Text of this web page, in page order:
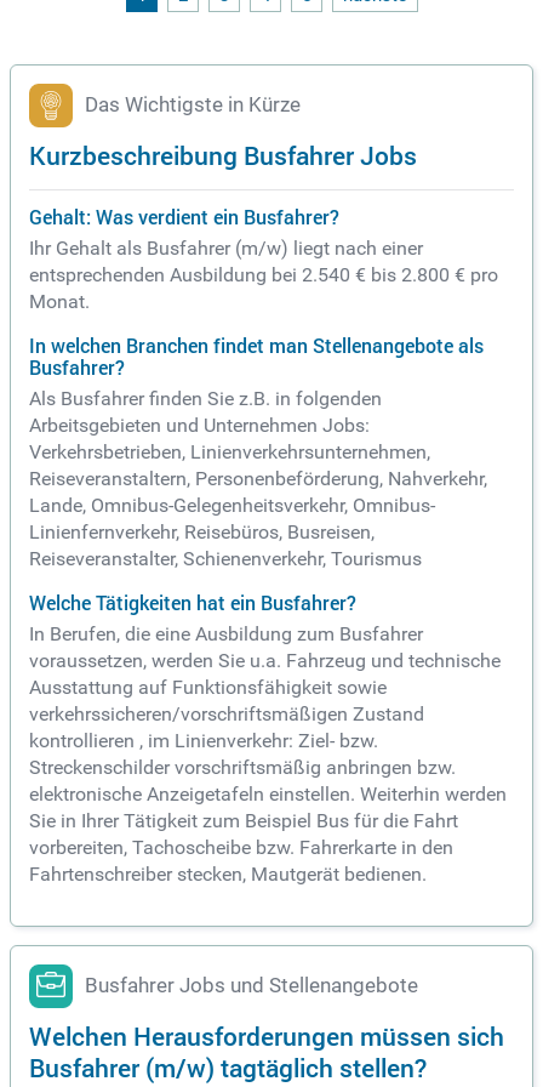
eistungsgerechter Vergütung und betrieblicher Altersvorsor
Das Wichtigste in Kürze
Kurzbeschreibung Busfahrer Jobs
Gehalt: Was verdient ein Busfahrer?
Ihr Gehalt als Busfahrer (m/w) liegt nach einer
entsprechenden Ausbildung bei 2.540 € bis 2.800 € pro
Monat.
In welchen Branchen findet man Stellenangebote als
Busfahrer?
Als Busfahrer finden Sie z.B. in folgenden
Arbeitsgebieten und Unternehmen Jobs:
Verkehrsbetrieben, Linienverkehrsunternehmen,
Reiseveranstaltern, Personenbeförderung, Nahverkehr,
Lande, Omnibus-Gelegenheitsverkehr, Omnibus-
Linienfernverkehr, Reisebüros, Busreisen,
Reiseveranstalter, Schienenverkehr, Tourismus
Welche Tätigkeiten hat ein Busfahrer?
In Berufen, die eine Ausbildung zum Busfahrer
voraussetzen, werden Sie u.a. Fahrzeug und technische
Ausstattung auf Funktionsfähigkeit sowie
verkehrssicheren/vorschriftsmäßigen Zustand
kontrollieren , im Linienverkehr: Ziel- bzw.
Streckenschilder vorschriftsmäßig anbringen bzw.
elektronische Anzeigetafeln einstellen. Weiterhin werden
Sie in Ihrer Tätigkeit zum Beispiel Bus für die Fahrt
vorbereiten, Tachoscheibe bzw. Fahrerkarte in den
Fahrtenschreiber stecken, Mautgerät bedienen.
Busfahrer Jobs und Stellenangebote
Welchen Herausforderungen müssen sich
Busfahrer (m/w) tagtäglich stellen?